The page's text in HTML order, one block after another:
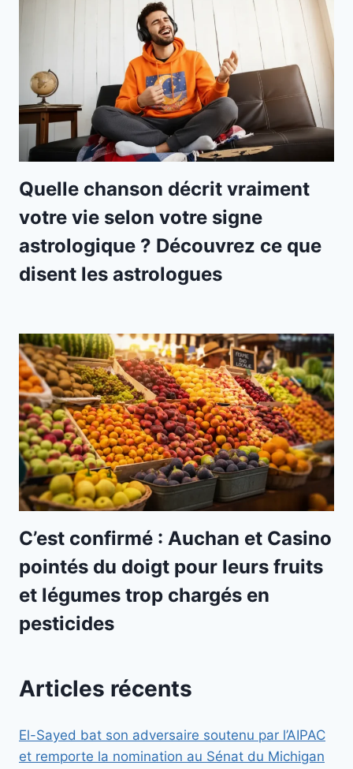
Quelle chanson décrit vraiment
votre vie selon votre signe
astrologique ? Découvrez ce que
disent les astrologues
C’est confirmé : Auchan et Casino
pointés du doigt pour leurs fruits
et légumes trop chargés en
pesticides
Articles récents
El-Sayed bat son adversaire soutenu par l’AIPAC
et remporte la nomination au Sénat du Michigan